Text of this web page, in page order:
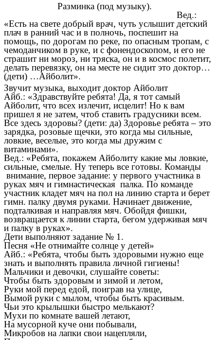
Разминка (под музыку).
Вед.:
«Есть на свете добрый врач, чуть услышит детский
плач в ранний час и в полночь, поспешит на
помощь, по дорогам по реке, по опасным тропам, с
чемоданчиком в руке, и с фонендоскопом, и его не
страшит ни мороз, ни тряска, он и в космос полетит,
делать перевязку, он на месте не сидит это доктор…
(дети) …Айболит».
Звучит музыка, выходит доктор Айболит
Айб.: «Здравствуйте ребята! Да, я тот самый
Айболит, что всех излечит, исцелит! Но к вам
пришел я не затем, чтоб ставить градусники всем.
Все здесь здоровы? (дети: да) Здоровье ребята – это
зарядка, розовые щечки, это когда мы сильные,
ловкие, веселые, это когда мы дружим с
витаминами».
Вед.: «Ребята, покажем Айболиту какие мы ловкие,
сильные, смелые. Ну теперь все готовы. Команды
внимание, первое задание: у первого участника в
руках мяч и гимнастическая палка. По команде
участник кладет мяч на пол на линию старта и берет
гимн. палку двумя руками. Начинает движение,
подталкивая и направляя мяч. Обойдя фишки,
возвращается к линии старта, бегом удерживая мяч
и палку в руках».
Дети выполняют задание № 1.
Песня «Не отнимайте солнце у детей»
Айб.: «Ребята, чтобы быть здоровыми нужно еще
знать и выполнять правила личной гигиены!
Мальчики и девочки, слушайте советы:
Чтобы быть здоровым и зимой и летом,
Руки мой перед едой, поиграв на улице,
Вымой руки с мылом, чтобы быть красивым.
Чьи это крылышки быстро мелькают?
Мухи по комнате вашей летают,
На мусорной куче они побывали,
Микробов на лапки свои нацепляли,